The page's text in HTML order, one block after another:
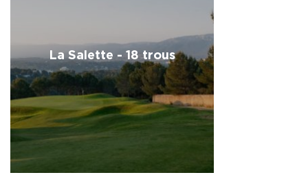
La Salette - 18 trous